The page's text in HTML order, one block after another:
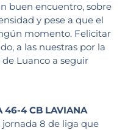
buen encuentro, sobre
y pese a que el
momento. Felicitar
a las nuestras por la
Luanco a seguir
46-4 CB LAVIANA
8 de liga que